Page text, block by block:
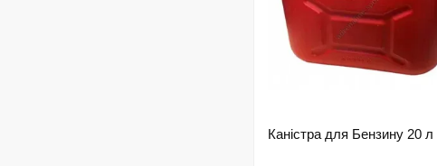
Каністра для Бензину 20 л